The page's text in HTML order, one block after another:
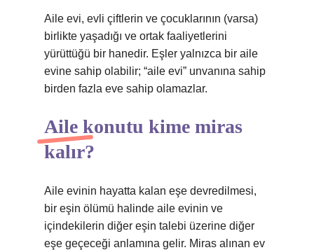
Aile evi, evli çiftlerin ve çocuklarının (varsa)
birlikte yaşadığı ve ortak faaliyetlerini
yürüttüğü bir hanedir. Eşler yalnızca bir aile
evine sahip olabilir; “aile evi” unvanına sahip
birden fazla eve sahip olamazlar.
Aile konutu kime miras
kalır?
Aile evinin hayatta kalan eşe devredilmesi,
bir eşin ölümü halinde aile evinin ve
içindekilerin diğer eşin talebi üzerine diğer
eşe geçeceği anlamına gelir. Miras alınan ev